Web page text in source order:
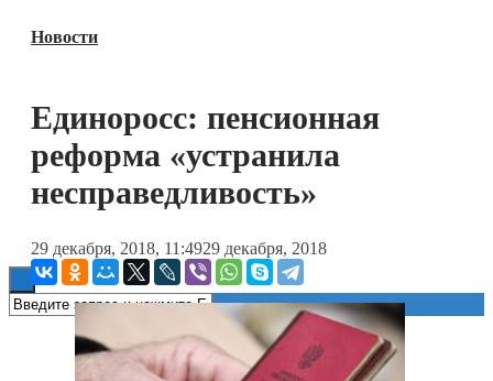
Блокчейн
Технологии
Новости
Единоросс: пенсионная
реформа «устранила
несправедливость»
29 декабря, 2018, 11:4929 декабря, 2018